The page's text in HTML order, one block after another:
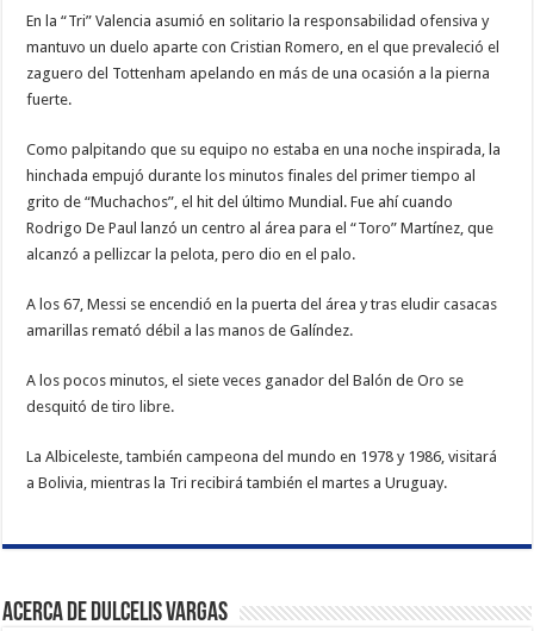
En la “Tri” Valencia asumió en solitario la responsabilidad ofensiva y
mantuvo un duelo aparte con Cristian Romero, en el que prevaleció el
zaguero del Tottenham apelando en más de una ocasión a la pierna
fuerte.
Como palpitando que su equipo no estaba en una noche inspirada, la
hinchada empujó durante los minutos finales del primer tiempo al
grito de “Muchachos”, el hit del último Mundial. Fue ahí cuando
Rodrigo De Paul lanzó un centro al área para el “Toro” Martínez, que
alcanzó a pellizcar la pelota, pero dio en el palo.
A los 67, Messi se encendió en la puerta del área y tras eludir casacas
amarillas remató débil a las manos de Galíndez.
A los pocos minutos, el siete veces ganador del Balón de Oro se
desquitó de tiro libre.
La Albiceleste, también campeona del mundo en 1978 y 1986, visitará
a Bolivia, mientras la Tri recibirá también el martes a Uruguay.
Acerca de Dulcelis Vargas